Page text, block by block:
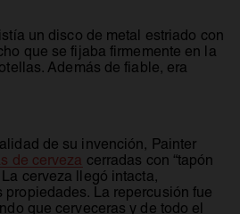
un disco de metal estriado con
que se fijaba firmemente en la
Además de fiable, era
de su invención, Painter
de cerveza cerradas con “tapón
cerveza llegó intacta,
propiedades. La repercusión fue
que cerveceras y de todo el